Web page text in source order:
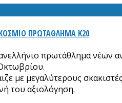
ΠΡΩΤΑΘΛΗΜΑ Κ20
πρωτάθλημα
με μεγαλύτερους
του αξιολόγηση.